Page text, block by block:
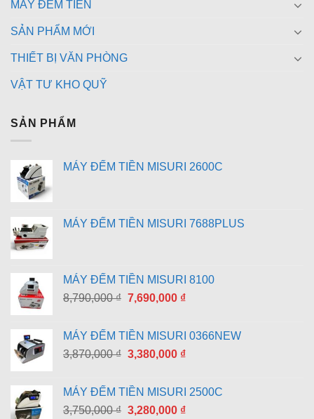
MÁY ĐẾM TIỀN
SẢN PHẨM MỚI
THIẾT BỊ VĂN PHÒNG
VẬT TƯ KHO QUỸ
SẢN PHẨM
MÁY ĐẾM TIỀN MISURI 2600C
MÁY ĐẾM TIỀN MISURI 7688PLUS
MÁY ĐẾM TIỀN MISURI 8100
8,790,000₫ Giá
là:
8,790,000 ₫.
7,690,000 ₫Giá
là:
7,690,000 ₫.
MÁY ĐẾM TIỀN MISURI 0366NEW
3,870,000₫ Giá
là:
3,870,000 ₫.
3,380,000 ₫Giá
là:
3,380,000 ₫.
MÁY ĐẾM TIỀN MISURI 2500C
3,750,000₫ Giá
3,280,000 ₫Giá